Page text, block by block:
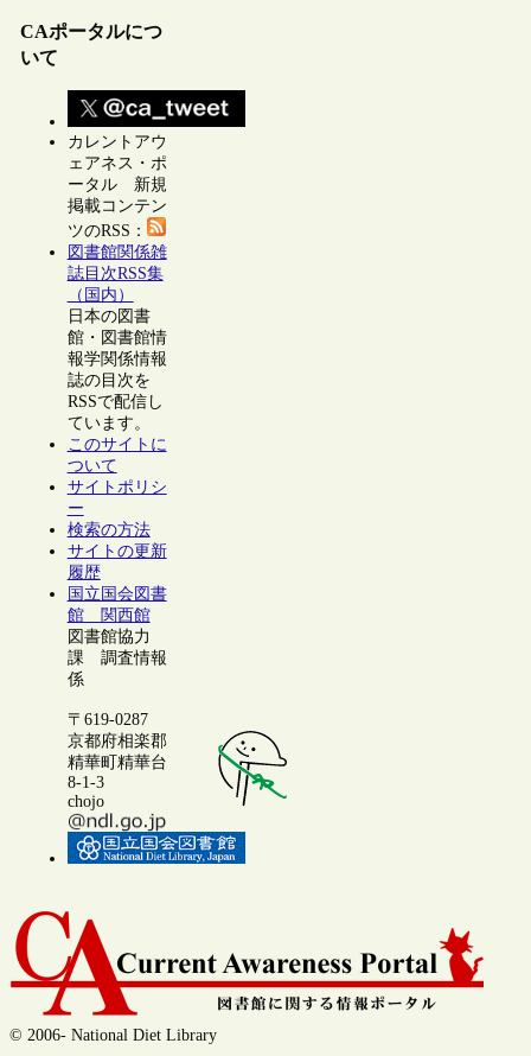
CAポータルにつ
いて
カレントアウ
ェアネス・ポ
ータル 新規
掲載コンテン
ツのRSS：
図書館関係雑
誌目次RSS集
（国内）
日本の図書
館・図書館情
報学関係情報
誌の目次を
RSSで配信し
ています。
このサイトに
ついて
サイトポリシ
ー
検索の方法
サイトの更新
履歴
国立国会図書
館 関西館
図書館協力
課 調査情報
係
〒619-0287
京都府相楽郡
精華町精華台
8-1-3
chojo
© 2006- National Diet Library